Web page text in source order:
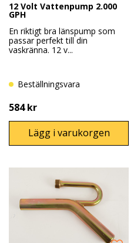
12 Volt Vattenpump 2.000
GPH
En riktigt bra länspump som
passar perfekt till din
vaskränna. 12 v...
Beställningsvara
584 kr
Lägg i varukorgen